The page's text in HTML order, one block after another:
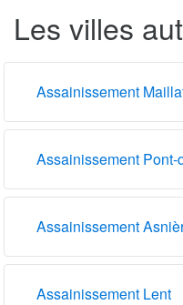
Les villes
Assainissement
Assainissement Pont-
Assainissement
Assainissement Lent